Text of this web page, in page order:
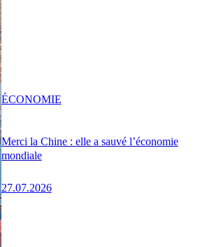
Merci la Chine : elle a sauvé l’économie
mondiale
27.07.2026
ÉCONOMIE